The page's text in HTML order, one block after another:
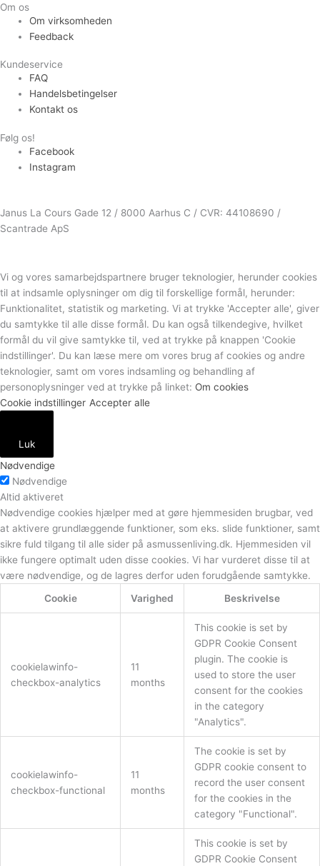
Om os
Om virksomheden
Feedback
Kundeservice
FAQ
Handelsbetingelser
Kontakt os
Følg os!
Facebook
Instagram
Janus La Cours Gade 12 / 8000 Aarhus C / CVR: 44108690 /
Scantrade ApS
Vi og vores samarbejdspartnere bruger teknologier, herunder cookies
til at indsamle oplysninger om dig til forskellige formål, herunder:
Funktionalitet, statistik og marketing. Vi at trykke 'Accepter alle', giver
du samtykke til alle disse formål. Du kan også tilkendegive, hvilket
formål du vil give samtykke til, ved at trykke på knappen 'Cookie
indstillinger'. Du kan læse mere om vores brug af cookies og andre
teknologier, samt om vores indsamling og behandling af
personoplysninger ved at trykke på linket: Om cookies
Cookie indstillinger Accepter alle
Luk
Nødvendige
Nødvendige
Altid aktiveret
Nødvendige cookies hjælper med at gøre hjemmesiden brugbar, ved
at aktivere grundlæggende funktioner, som eks. slide funktioner, samt
sikre fuld tilgang til alle sider på asmussenliving.dk. Hjemmesiden vil
ikke fungere optimalt uden disse cookies. Vi har vurderet disse til at
være nødvendige, og de lagres derfor uden forudgående samtykke.
Cookie
Varighed Beskrivelse
cookielawinfo-
checkbox-analytics
11
months
This cookie is set by
GDPR Cookie Consent
plugin. The cookie is
used to store the user
consent for the cookies
in the category
"Analytics".
cookielawinfo-
checkbox-functional
11
months
The cookie is set by
GDPR cookie consent to
record the user consent
for the cookies in the
category "Functional".
This cookie is set by
GDPR Cookie Consent